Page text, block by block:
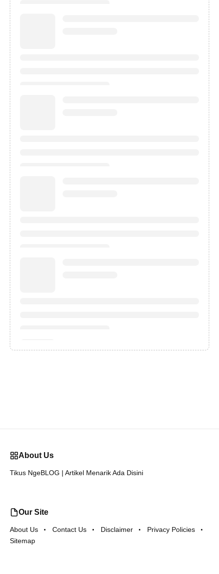
About Us
Tikus NgeBLOG | Artikel Menarik Ada Disini
Our Site
About Us Contact Us Disclaimer
Privacy Policies
Sitemap